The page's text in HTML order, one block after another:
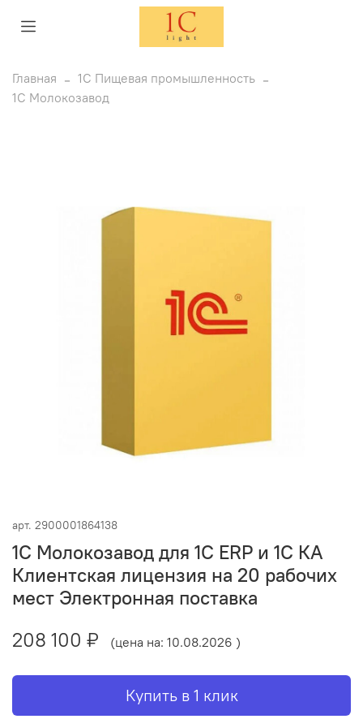
Главная
1С Пищевая промышленность
1С Молокозавод
арт. 2900001864138
1С Молокозавод для 1С ERP и 1С КА
Клиентская лицензия на 20 рабочих
мест Электронная поставка
208 100 ₽
(цена на: 10.08.2026 )
Купить в 1 клик